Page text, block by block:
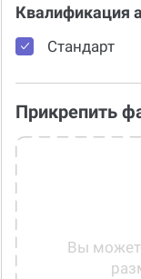
Квалификация
Стандарт
Прикрепить
Вы